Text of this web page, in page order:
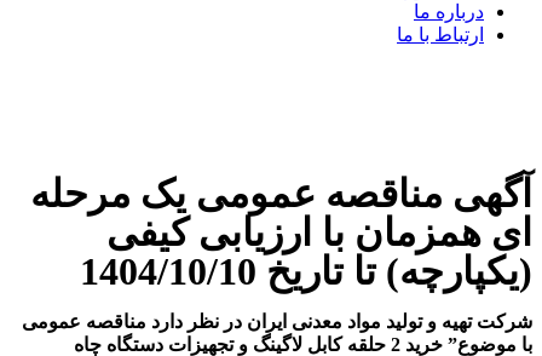
درباره ما
ارتباط با ما
آگهی مناقصه عمومی یک مرحله
ای همزمان با ارزیابی کیفی
(یکپارچه) تا تاریخ 1404/10/10
شرکت تهیه و تولید مواد معدنی ایران در نظر دارد مناقصه عمومی
با موضوع” خرید 2 حلقه کابل لاگینگ و تجهیزات دستگاه چاه